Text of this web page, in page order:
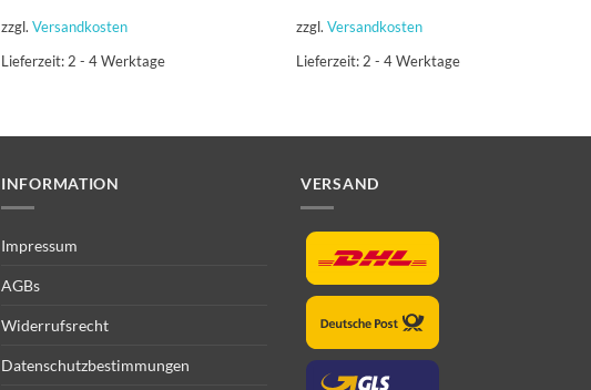
zzgl. Versandkosten
Lieferzeit: 2 - 4 Werktage
zzgl.Versandkosten
Lieferzeit: 2 - 4 Werktage
INFORMATION
Impressum
AGBs
Widerrufsrecht
Datenschutzbestimmungen
VERSAND